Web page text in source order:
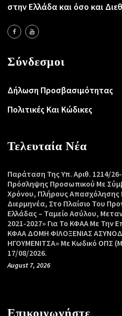
στην Ελλάδα και όσο και
Σύνδεσμοι
Δήλωση Προσβασιμότητας
Πολιτικές Και Κώδικες
Τελευταία Νέα
Παράταση Της Υπ. Αριθ. 1214/
Πρόσληψης Προσωπικού Με
Χρόνου, Πλήρους Απασχόλησης
Διερμηνέα, Στο Πλαίσιο Του
Ελλάδας – Ταμείο Ασύλου,
2021-2027» Για Το ΚΦΑΑ Με Την
ΚΦΑΑ ΔΟΜΗ ΦΙΛΟΞΕΝΙΑΣ
ΗΓΟΥΜΕΝΙΤΣΑ» Με Κωδικό ΟΠΣ
17/08/2026.
August 7, 2026
Επικοινωνήστε